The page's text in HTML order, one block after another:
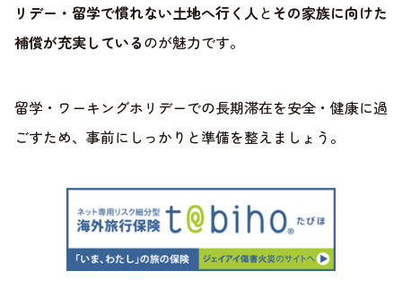
リデー・留学で慣れない土地へ行く人とその家族に向けた
補償が充実しているのが魅力です。
留学・ワーキングホリデーでの長期滞在を安全・健康に過
ごすため、事前にしっかりと準備を整えましょう。